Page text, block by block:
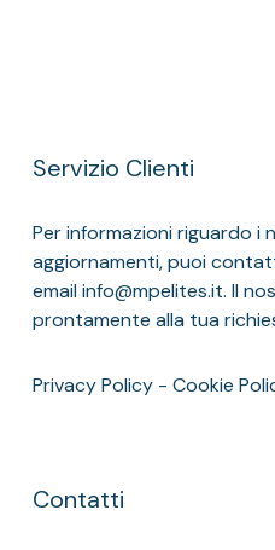
Servizio Clienti
Per informazioni riguardo i
aggiornamenti, puoi
email info@mpelites.it. Il
prontamente alla tua
Privacy Policy- Cookie
Contatti